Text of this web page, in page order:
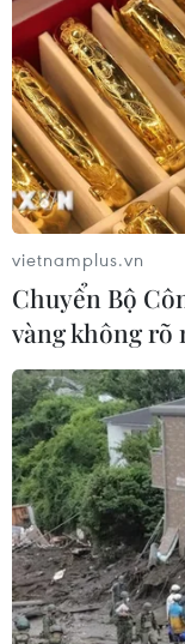
TIN CÙNG
Khủng hoảng
của Pháp vào
rừng cao
08/08/2026 23:59
vietnamplus.vn
Chuyển Bộ
vàng không rõ